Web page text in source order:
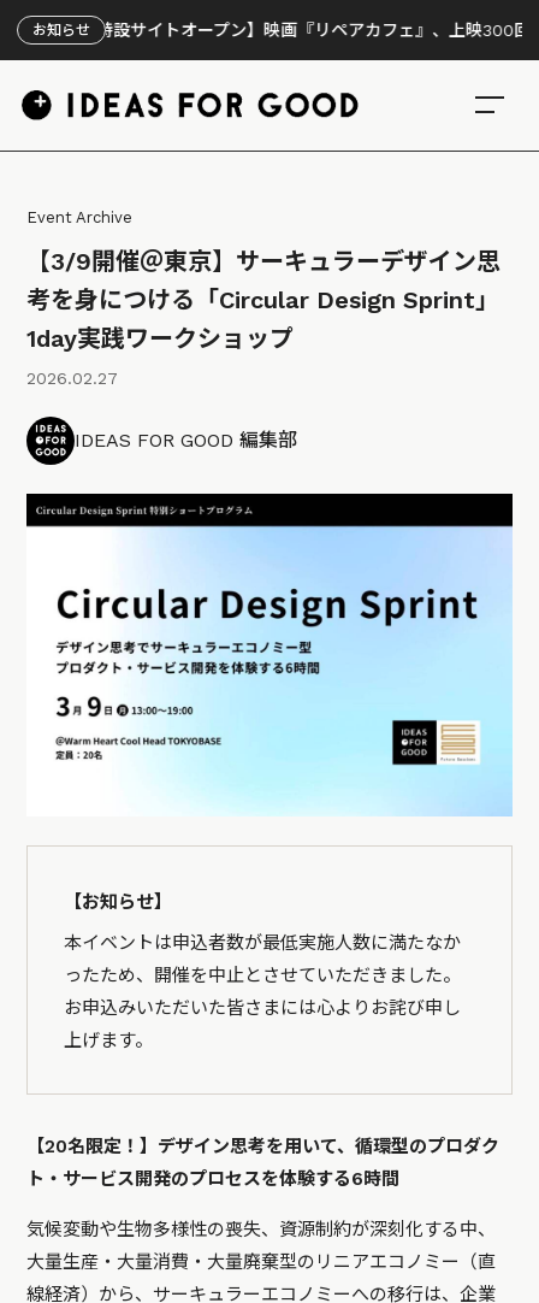
お知らせ
特設サイトオープン】映画『リペアカフェ』、上映300回の先で見え
Event Archive
【3/9開催＠東京】サーキュラーデザイン思
考を身につける「Circular Design Sprint」
1day実践ワークショップ
2026.02.27
IDEAS FOR GOOD 編集部
【お知らせ】
本イベントは申込者数が最低実施人数に満たなか
ったため、開催を中止とさせていただきました。
お申込みいただいた皆さまには心よりお詫び申し
上げます。
【20名限定！】デザイン思考を用いて、循環型のプロダク
ト・サービス開発のプロセスを体験する6時間
気候変動や生物多様性の喪失、資源制約が深刻化する中、
大量生産・大量消費・大量廃棄型のリニアエコノミー（直
線経済）から、サーキュラーエコノミーへの移行は、企業